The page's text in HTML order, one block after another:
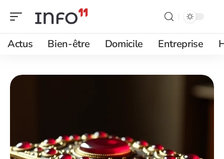
Actus Bien-être Domicile Entreprise